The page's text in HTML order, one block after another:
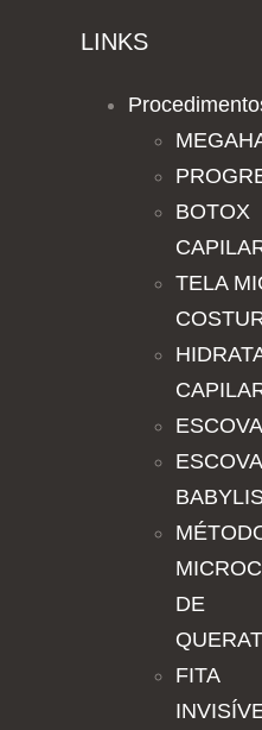
LINKS
BOTOX
TELA
ESCOVA
DE
FITA